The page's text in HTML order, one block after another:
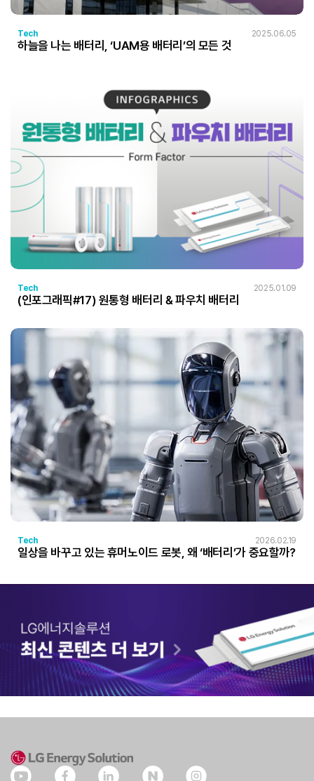
Tech 2025.06.05
하늘을 나는 배터리, ‘UAM용 배터리’의 모든 것
Tech 2025.01.09
(인포그래픽#17) 원통형 배터리 & 파우치 배터리
Tech 2026.02.19
일상을 바꾸고 있는 휴머노이드 로봇, 왜 ‘배터리’가 중요할까?